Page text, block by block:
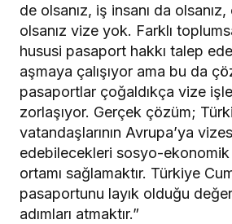
de olsanız, iş insanı da
olsanız vize yok. Farklı
hususi pasaport hakkı talep
aşmaya çalışıyor ama bu da
pasaportlar çoğaldıkça vize
zorlaşıyor. Gerçek çözüm;
vatandaşlarının Avrupa’ya
edebilecekleri sosyo-
ortamı sağlamaktır. Türkiye
pasaportunu layık olduğu
adımları atmaktır.”